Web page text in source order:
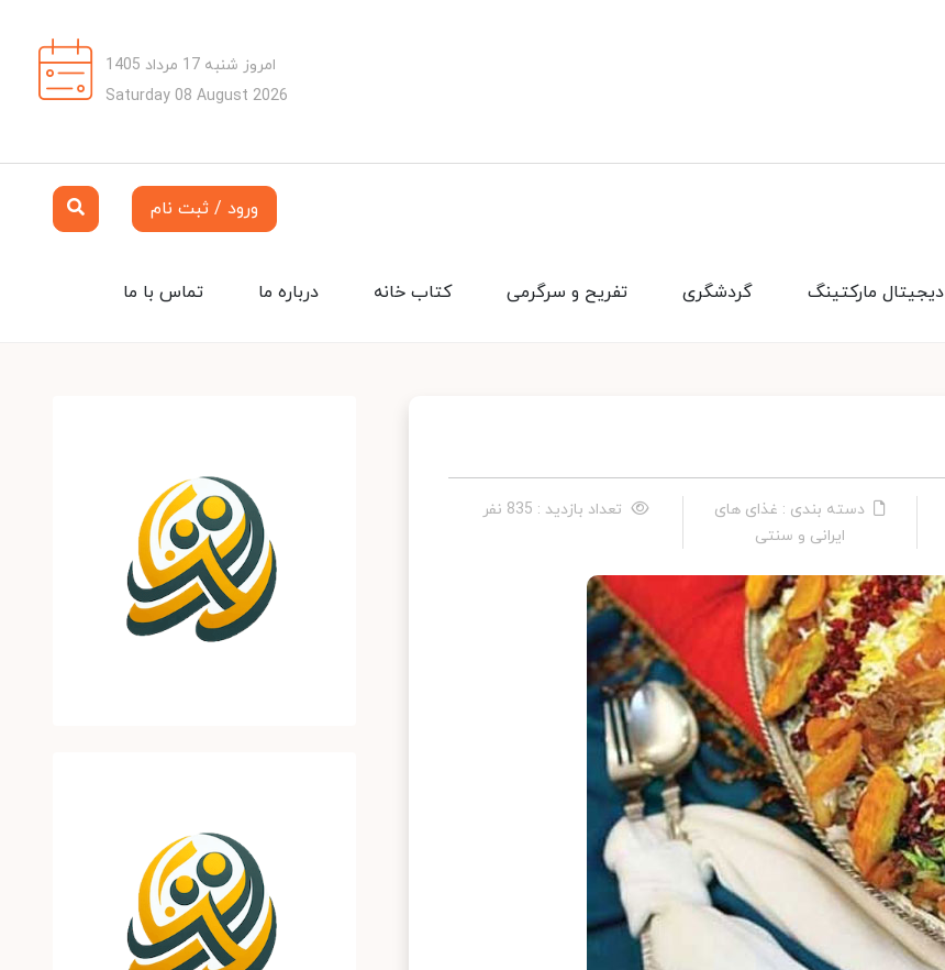
امروز شنبه 17 مرداد 1405
Saturday 08 August 2026
ورود / ثبت نام
تماس با ما درباره ما کتاب خانه تفریح و سرگرمی گردشگری دیجیتال مارکتینگ
دسته بندی : غذای های
ایرانی و سنتی
تعداد بازدید : 835 نفر